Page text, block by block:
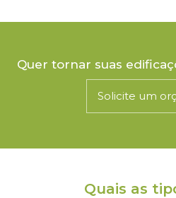
Quer tornar suas
Solicite um
Quais as